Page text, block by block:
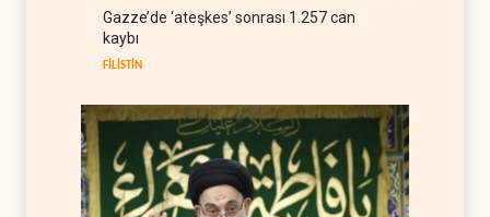
Hava gücü Trump'ın
Gazze’de ‘ateşkes’ sonrası 1.257 can
kaybı
FİLİSTİN